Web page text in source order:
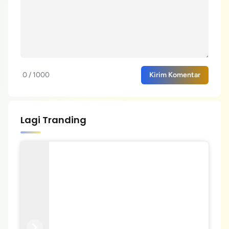
0 / 1000 Kirim Komentar
Lagi Tranding